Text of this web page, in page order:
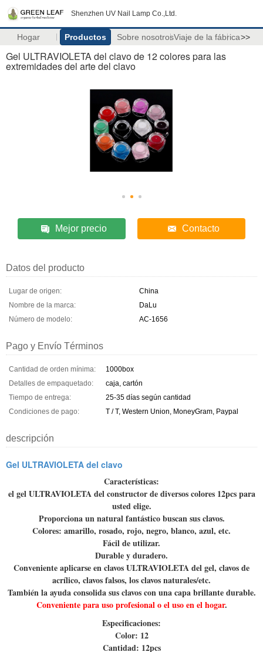
Shenzhen UV Nail Lamp Co.,Ltd.
Hogar Productos Sobre nosotrosViaje de la fábrica>>
Gel ULTRAVIOLETA del clavo de 12 colores para las
extremidades del arte del clavo
Mejor precio Contacto
Datos del producto
Lugar de origen:
China
Nombre de la marca:
DaLu
Número de modelo:
AC-1656
Pago y Envío Términos
Cantidad de orden mínima:
1000box
Detalles de empaquetado:
caja, cartón
Tiempo de entrega:
25-35 días según cantidad
Condiciones de pago:
T / T, Western Union, MoneyGram, Paypal
descripción
Gel ULTRAVIOLETA del clavo
Características:
el gel ULTRAVIOLETA del constructor de diversos colores 12pcs para
usted elige.
Proporciona un natural fantástico buscan sus clavos.
Colores: amarillo, rosado, rojo, negro, blanco, azul, etc.
Fácil de utilizar.
Durable y duradero.
Conveniente aplicarse en clavos ULTRAVIOLETA del gel, clavos de
acrílico, clavos falsos, los clavos naturales/etc.
También la ayuda consolida sus clavos con una capa brillante durable.
Conveniente para uso profesional o el uso en el hogar.
Especificaciones:
Color: 12
Cantidad: 12pcs